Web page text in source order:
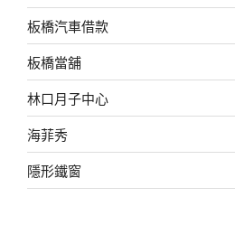
板橋汽車借款
板橋當舖
林口月子中心
海菲秀
隱形鐵窗